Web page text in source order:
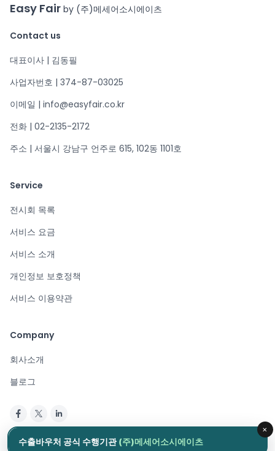
Easy Fair by (주)메세어소시에이츠
Copyright © 2024. All rights reserved.
Contact us
대표이사 | 김동필
사업자번호 | 374-87-03025
이메일 | info@easyfair.co.kr
전화 | 02-2135-2172
주소 | 서울시 강남구 언주로 615, 102동 1101호
Service
전시회 목록
서비스 요금
서비스 소개
개인정보 보호정책
서비스 이용약관
Company
회사소개
블로그
×
수출바우처 공식 수행기관(주)메세어소시에이츠